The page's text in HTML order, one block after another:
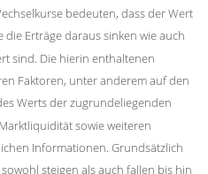
bedeuten, dass der Wert
Erträge daraus sinken wie auch
sind. Die hierin enthaltenen
Faktoren, unter anderem auf den
Werts der zugrundeliegenden
sowie weiteren
Informationen. Grundsätzlich
steigen als auch fallen bis hin